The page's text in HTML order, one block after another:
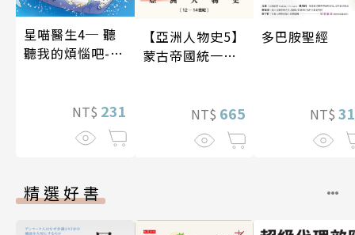
星喵醫生4─ 聽
聽我的煩惱吧-假
NT$ 231
【亞洲人物史5】
蒙古帝國統一歐
NT$ 665
多巴胺聖經
NT$
精選好書